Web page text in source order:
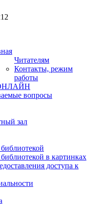
Читателям
Контакты, режим
работы
ОНЛАЙН
вопросы
зал
в картинках
доступа к